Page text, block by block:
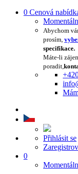
0 Cenová
Abychom
prosím,
specifikace.
Máte-li
poradit,
Přihlásit se
0